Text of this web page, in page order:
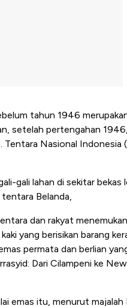
tahun 1946
setelah pertengahan
Tentara Nasional Indonesia
gali lahan di sekitar bekas
Belanda,
dan rakyat
yang berisikan barang
permata dan berlian
Dari Cilampeni ke
emas itu, menurut majalah